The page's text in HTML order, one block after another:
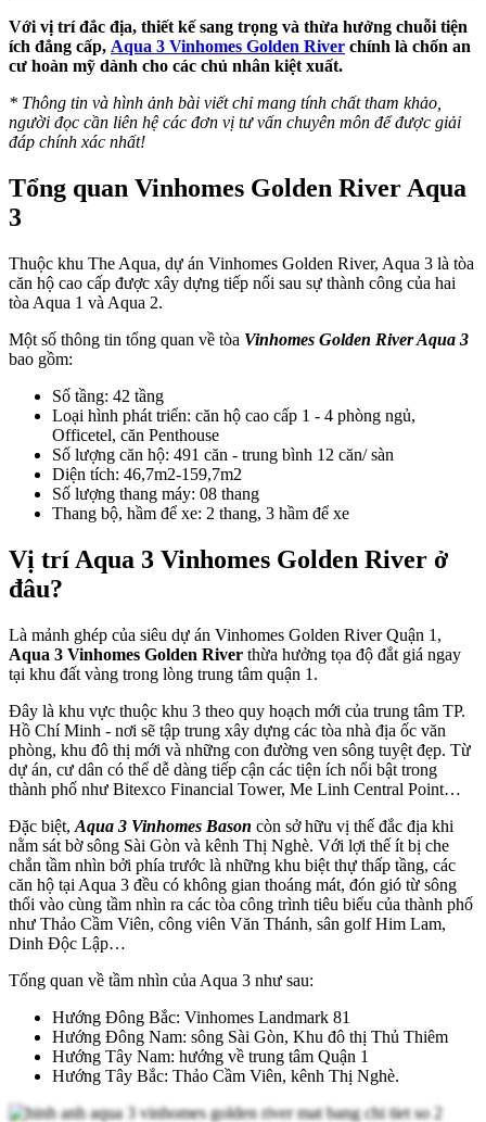
Với vị trí đắc địa, thiết kế sang trọng và thừa hưởng chuỗi tiện
ích đẳng cấp, Aqua 3 Vinhomes Golden River chính là chốn an
cư hoàn mỹ dành cho các chủ nhân kiệt xuất.
* Thông tin và hình ảnh bài viết chỉ mang tính chất tham khảo,
người đọc cần liên hệ các đơn vị tư vấn chuyên môn để được giải
đáp chính xác nhất!
Tổng quan Vinhomes Golden River Aqua
3
Thuộc khu The Aqua, dự án Vinhomes Golden River, Aqua 3 là tòa
căn hộ cao cấp được xây dựng tiếp nối sau sự thành công của hai
tòa Aqua 1 và Aqua 2.
Một số thông tin tổng quan về tòa Vinhomes Golden River Aqua 3
bao gồm:
Số tầng: 42 tầng
Loại hình phát triển: căn hộ cao cấp 1 - 4 phòng ngủ,
Officetel, căn Penthouse
Số lượng căn hộ: 491 căn - trung bình 12 căn/ sàn
Diện tích: 46,7m2-159,7m2
Số lượng thang máy: 08 thang
Thang bộ, hầm để xe: 2 thang, 3 hầm để xe
Vị trí Aqua 3 Vinhomes Golden River ở
đâu?
Là mảnh ghép của siêu dự án Vinhomes Golden River Quận 1,
Aqua 3 Vinhomes Golden River thừa hưởng tọa độ đắt giá ngay
tại khu đất vàng trong lòng trung tâm quận 1.
Đây là khu vực thuộc khu 3 theo quy hoạch mới của trung tâm TP.
Hồ Chí Minh - nơi sẽ tập trung xây dựng các tòa nhà địa ốc văn
phòng, khu đô thị mới và những con đường ven sông tuyệt đẹp. Từ
dự án, cư dân có thể dễ dàng tiếp cận các tiện ích nổi bật trong
thành phố như Bitexco Financial Tower, Me Linh Central Point…
Đặc biệt, Aqua 3 Vinhomes Bason còn sở hữu vị thế đắc địa khi
nằm sát bờ sông Sài Gòn và kênh Thị Nghè. Với lợi thế ít bị che
chắn tầm nhìn bởi phía trước là những khu biệt thự thấp tầng, các
căn hộ tại Aqua 3 đều có không gian thoáng mát, đón gió từ sông
thổi vào cùng tầm nhìn ra các tòa công trình tiêu biểu của thành phố
như Thảo Cầm Viên, công viên Văn Thánh, sân golf Him Lam,
Dinh Độc Lập…
Tổng quan về tầm nhìn của Aqua 3 như sau:
Hướng Đông Bắc: Vinhomes Landmark 81
Hướng Đông Nam: sông Sài Gòn, Khu đô thị Thủ Thiêm
Hướng Tây Nam: hướng về trung tâm Quận 1
Hướng Tây Bắc: Thảo Cầm Viên, kênh Thị Nghè.